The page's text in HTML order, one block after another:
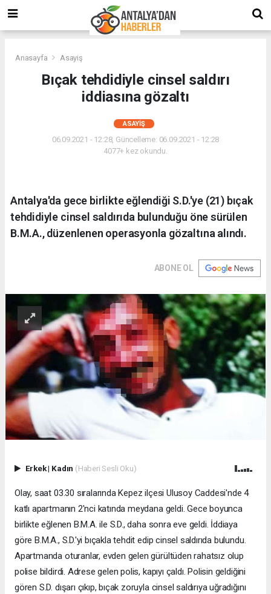
Anasayfa Asayiş
Bıçak tehdidiyle cinsel saldırı
iddiasına gözaltı
ASAYIŞ
06.09.2021 - 12:28, Güncelleme: 06.09.2021 - 12:28
4077+ kez okundu.
Antalya'da gece birlikte eğlendiği S.D.'ye (21) bıçak
tehdidiyle cinsel saldırıda bulunduğu öne sürülen
B.M.A., düzenlenen operasyonla gözaltına alındı.
ABONE OL
Erkek| Kadın (Haberi Sesli Oku)
Olay, saat 03.30 sıralarında Kepez ilçesi Ulusoy Caddesi'nde 4
katlı apartmanın 2'nci katında meydana geldi. Gece boyunca
birlikte eğlenen B.M.A. ile S.D., daha sonra eve geldi. İddiaya
göre B.M.A., S.D.'yi bıçakla tehdit edip cinsel saldırıda bulundu.
Apartmanda oturanlar, evden gelen gürültüden rahatsız olup
polise bildirdi. Adrese gelen polis, kapıyı çaldı. Polisin geldiğini
gören S.D. dışarı çıkıp, bıçak zoruyla cinsel saldırıya uğradığını